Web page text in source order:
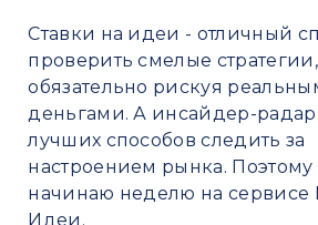
Ставки на идеи - отличный
проверить смелые
обязательно рискуя
деньгами. А инсайдер-
лучших способов следить за
настроением рынка. Поэтому
начинаю неделю на сервисе
Идеи.